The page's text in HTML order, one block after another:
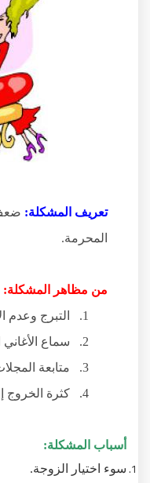
تعريف المشكلة:ضعف
المحرمة.
من مظاهر المشكلة:
التبرج وعدم
سماع الأغاني
متابعة المجلات
كثرة الخروج
أسباب المشكلة:
سوء اختيار الزوجة.